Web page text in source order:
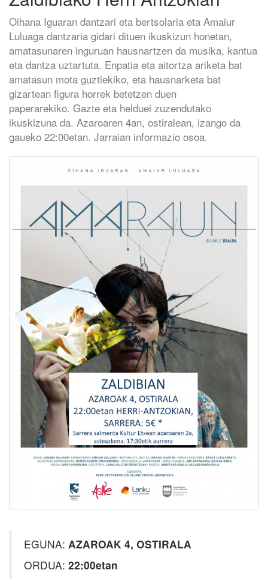
Oihana Iguaran dantzari eta bertsolaria eta Amaiur
Luluaga dantzaria gidari dituen ikuskizun honetan,
amatasunaren inguruan hausnartzen da musika, kantua
eta dantza uztartuta. Enpatia eta aitortza ariketa bat
amatasun mota guztiekiko, eta hausnarketa bat
gizartean figura horrek betetzen duen
paperarekiko. Gazte eta helduei zuzendutako
ikuskizuna da. Azaroaren 4an, ostiralean, izango da
gaueko 22:00etan. Jarraian informazio osoa.
EGUNA: AZAROAK 4, OSTIRALA
ORDUA: 22:00etan